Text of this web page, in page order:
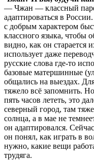
— Чжан — классный
адаптироваться в
с добрым характером
классного языка, чтобы
видно, как он старается
использует даже
русские слова где-то
базовые матершинные
общались на выездах.
тяжело всё запомнить.
пять часов лететь, это
северный город, там
солнца, а в мае не
он адаптировался.
он понял, как играть в
нужно, какие вещи
трудяга.